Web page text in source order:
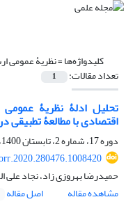
کلیدواژه‌ها =نظریۀ عمومی
تعداد مقالات: 1
تحلیل ادلۀ نظریۀ
اقتصادی با مطالعۀ تطبیقی
دوره 17، شماره 2، تابستان 1400، صفحه
حمیدرضا بهروزی زاد، نجاد علی
مشاهده مقاله
اصل مقاله